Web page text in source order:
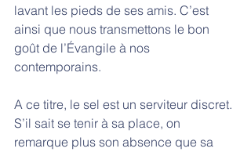
lavant les pieds de ses amis. C’est
ainsi que nous transmettons le bon
goût de l’Évangile à nos
contemporains.
A ce titre, le sel est un serviteur discret.
S’il sait se tenir à sa place, on
remarque plus son absence que sa